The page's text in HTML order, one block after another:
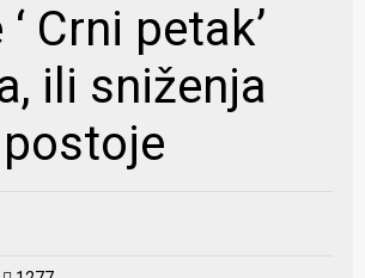
Crni petak’
ili sniženja